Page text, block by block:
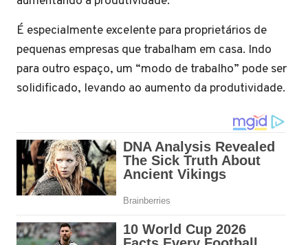
É especialmente excelente para proprietários de
pequenas empresas que trabalham em casa. Indo
para outro espaço, um “modo de trabalho” pode ser
solidificado, levando ao aumento da produtividade.